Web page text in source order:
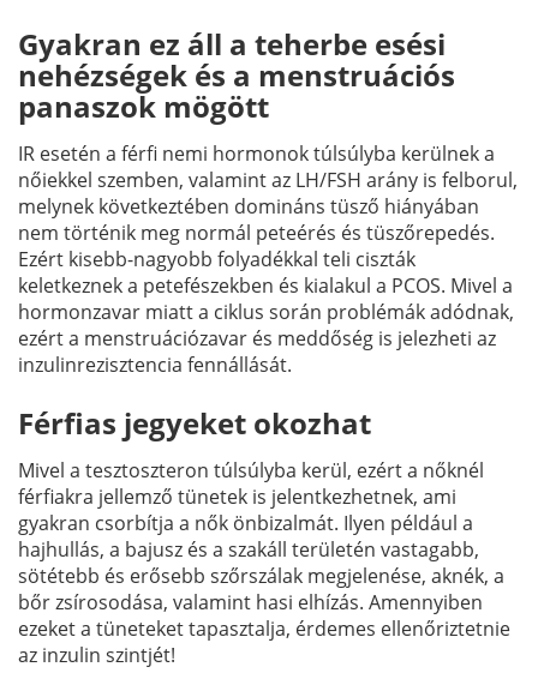
Gyakran ez áll a teherbe esési
nehézségek és a menstruációs
panaszok mögött
IR esetén a férfi nemi hormonok túlsúlyba kerülnek a
nőiekkel szemben, valamint az LH/FSH arány is felborul,
melynek következtében domináns tüsző hiányában
nem történik meg normál peteérés és tüszőrepedés.
Ezért kisebb-nagyobb folyadékkal teli ciszták
keletkeznek a petefészekben és kialakul a PCOS. Mivel a
hormonzavar miatt a ciklus során problémák adódnak,
ezért a menstruációzavar és meddőség is jelezheti az
inzulinrezisztencia fennállását.
Férfias jegyeket okozhat
Mivel a tesztoszteron túlsúlyba kerül, ezért a nőknél
férfiakra jellemző tünetek is jelentkezhetnek, ami
gyakran csorbítja a nők önbizalmát. Ilyen például a
hajhullás, a bajusz és a szakáll területén vastagabb,
sötétebb és erősebb szőrszálak megjelenése, aknék, a
bőr zsírosodása, valamint hasi elhízás. Amennyiben
ezeket a tüneteket tapasztalja, érdemes ellenőriztetnie
az inzulin szintjét!